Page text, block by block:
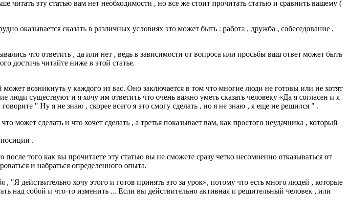
эту статью вам нет необходимости , но все же стоит прочитать статью и сравнить вашему (
оказывается сказать в различных условиях это может быть : работа , дружба , собеседование ,
что ответить , да или нет , ведь в зависимости от вопроса или просьбы ваш ответ может быть
достичь читайте ниже в этой статье.
возникнуть у каждого из вас. Оно заключается в том что многие люди не готовы или не хотят
существуют и я хочу им ответить что очень важно уметь сказать человеку «Да я согласен и я
" Ну я не знаю , скорее всего я это смогу сделать , но я не знаю , я еще не решился " .
может сделать и что хочет сделать , а третья показывает вам, как простого неудачника , который
.
того как вы прочитаете эту статью вы не сможете сразу четко несомненно отказываться от
и набраться определенного опыта.
"Я действительно хочу этого и готов принять это за урок», потому что есть много людей , которые
над собой и что-то изменить ... Если вы действительно активная и решительный человек , или